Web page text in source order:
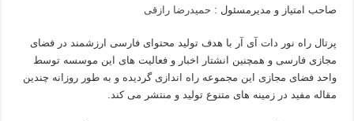
صاحب امتیاز و مدیرمسئول : حمیدرضا رازقی
پرتال راه نور دات آی آر با هدف تولید محتوای فارسی ارزشمند در فضای
مجازی فارسی و همچنین انشتار اخبار و فعالیت های این موسسه توسط
واحد فضای مجازی این مجموعه راه اندازی گردیده و به طور روزانه چندین
مقاله مفید در زمینه های متنوع تولید و منتشر می کند.